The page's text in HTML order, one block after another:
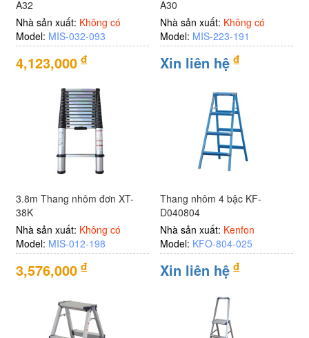
A32
Nhà sản xuất: Không có
Model: MIS-032-093
4,123,000 đ
A30
Nhà sản xuất: Không có
Model: MIS-223-191
Xin liên hệ đ
3.8m Thang nhôm đơn XT-
38K
Nhà sản xuất: Không có
Model: MIS-012-198
3,576,000 đ
Thang nhôm 4 bậc KF-
D040804
Nhà sản xuất: Kenfon
Model: KFO-804-025
Xin liên hệ đ